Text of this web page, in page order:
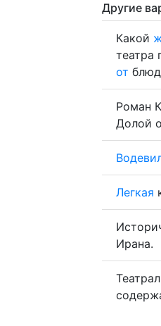
Другие
Какой
театра
от
Роман
Долой
Легкая
Ирана.